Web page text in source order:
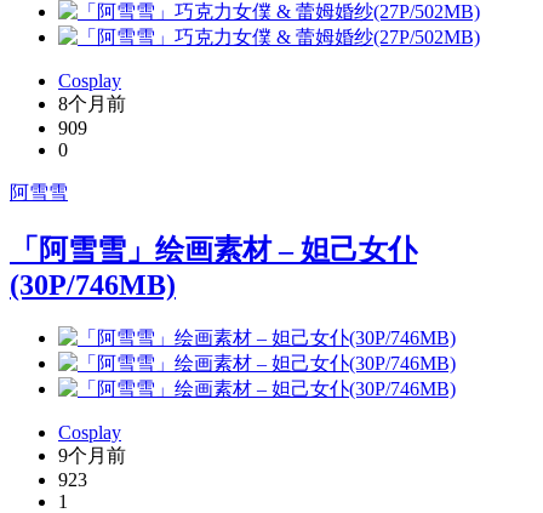
Cosplay
8个月前
909
0
阿雪雪
「阿雪雪」绘画素材 – 妲己女仆
(30P/746MB)
Cosplay
9个月前
923
1